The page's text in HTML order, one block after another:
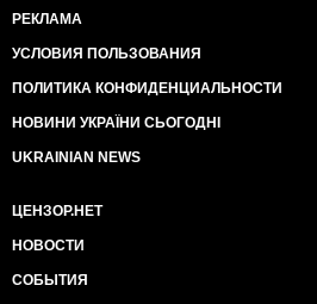
РЕКЛАМА
УСЛОВИЯ ПОЛЬЗОВАНИЯ
ПОЛИТИКА КОНФИДЕНЦИАЛЬНОСТИ
НОВИНИ УКРАЇНИ СЬОГОДНІ
UKRAINIAN NEWS
ЦЕНЗОР.НЕТ
НОВОСТИ
СОБЫТИЯ